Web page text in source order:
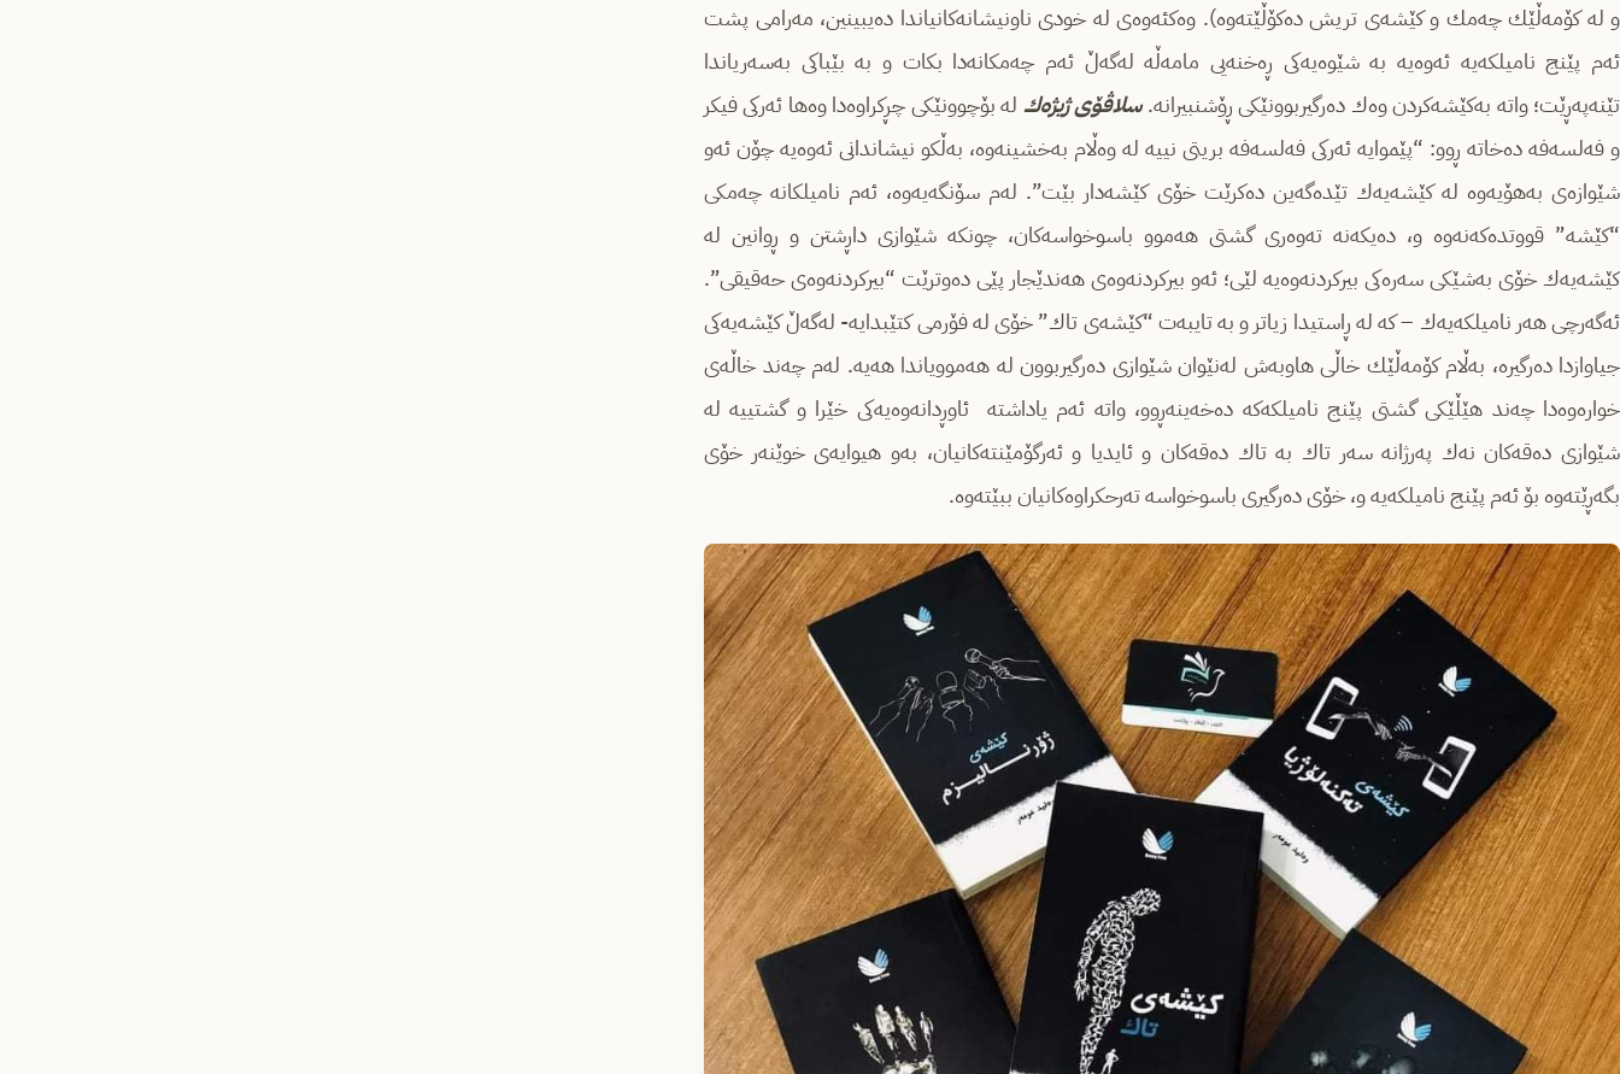
و له‌ كۆمه‌ڵێك چه‌مك و كێشه‌ی تریش ده‌كۆڵێته‌وه‌). وه‌كئه‌وه‌ی له‌ خودی ناونیشانه‌كانیاندا ده‌یبینین، مه‌رامی پشت
ئه‌م پێنج نامیلكه‌یه‌ ئه‌وه‌یه‌ به ‌شێوه‌یه‌كی ڕه‌خنه‌یی مامه‌ڵه‌ له‌گه‌ڵ ئه‌م چه‌مكانه‌دا بكات و به‌ بێباكی به‌سه‌ریاندا
تێنه‌په‌ڕێت؛ واته‌ به‌كێشه‌كردن وه‌ك ده‌رگیربوونێكی ڕۆشنبیرانه‌.سلاڤۆی ژیژه‌ك له‌ بۆچوونێكی چڕكراوه‌دا وه‌ها ئه‌ركی فیكر
و فه‌لسه‌فه‌ ده‌خاته‌ ڕوو: “پێموایه‌ ئه‌ركی فه‌لسه‌فه‌ بریتی نییه‌ له‌ وه‌ڵام به‌خشینه‌وه‌، به‌ڵكو نیشاندانی ئه‌وه‌یه‌ چۆن ئه‌و
شێوازه‌ی به‌هۆیه‌وه‌ له‌ كێشه‌یه‌ك تێده‌گه‌ین ده‌كرێت خۆی كێشه‌دار بێت”. له‌م سۆنگه‌یه‌وه‌، ئه‌م نامیلكانه‌ چه‌مكی
“كێشه‌” قووتده‌كه‌نه‌وه‌ و، ده‌یكه‌نه‌ ته‌وه‌ری گشتی هه‌موو باسوخواسه‌كان، چونكه‌ شێوازی داڕشتن و ڕوانین له‌
كێشه‌یه‌ك خۆی به‌شێكی سه‌ره‌كی بیركردنه‌وه‌یه‌ لێی؛ ئه‌و بیركردنه‌وه‌ی هه‌ندێجار پێی ده‌وترێت “بیركردنه‌وه‌ی حه‌قیقی”.
ئه‌گه‌رچی هه‌ر نامیلكه‌یه‌ك – كه‌ له ‌ڕاستیدا زیاتر و به‌ تایبه‌ت “كێشه‌ی تاك” خۆی له‌ فۆرمی كتێبدایه‌- له‌گه‌ڵ كێشه‌یه‌كی
جیاوازدا ده‌رگیره‌، به‌ڵام كۆمه‌ڵێك خاڵی هاوبه‌ش له‌نێوان شێوازی ده‌رگیربوون له‌ هه‌موویاندا هه‌یه. له‌م چه‌ند خاڵه‌ی
خواره‌وه‌دا چه‌ند هێڵێكی‌ گشتی پێنج نامیلكه‌كه‌ ده‌خه‌ینه‌ڕوو، واته‌ ئه‌م یاداشته‌ ئاوڕدانه‌وه‌یه‌كی خێرا و گشتییه‌ له‌
شێوازی ده‌قه‌كان نه‌ك په‌رژانه‌ سه‌ر تاك به‌ تاك ده‌قه‌كان و ئایدیا و ئه‌رگۆمێنته‌كانیان، به‌و هیوایه‌ی خوێنه‌ر خۆی
بگەڕێتەوە بۆ ئه‌م پێنج نامیلكه‌یه‌‌ و، خۆی ده‌رگیری باسوخواسه‌ ته‌رحكراوه‌كانیان ببێته‌وه.